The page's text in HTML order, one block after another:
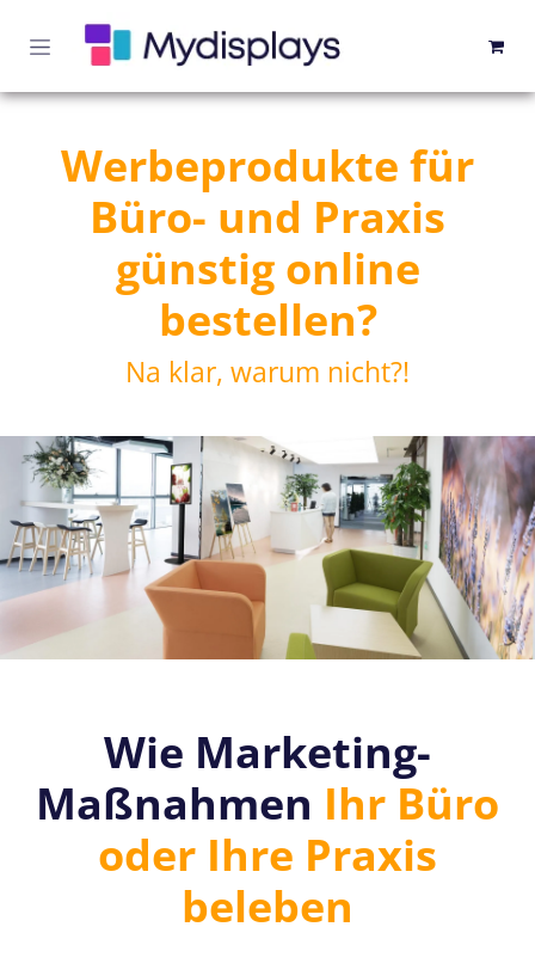
Werbeprodukte für
Büro- und Praxis
günstig online
bestellen?
Na klar, warum nicht?!
Wie Marketing-
Maßnahmen Ihr Büro
oder Ihre Praxis
beleben